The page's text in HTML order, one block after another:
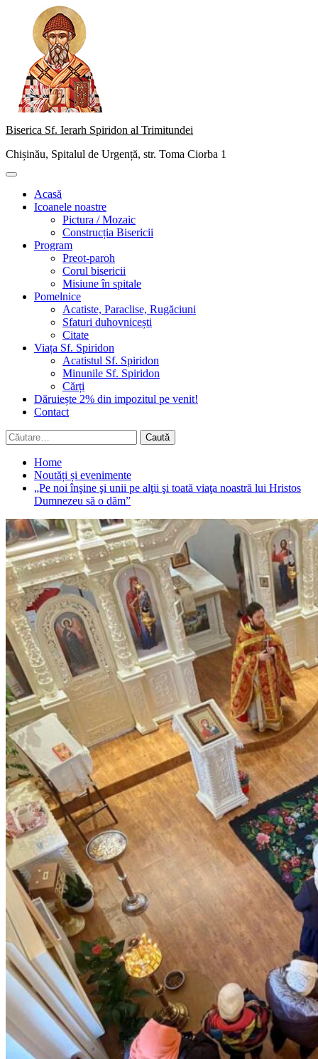
content
Biserica Sf. Ierarh Spiridon al Trimitundei
Chișinău, Spitalul de Urgență, str. Toma Ciorba 1
Primary
Acasă
Icoanele noastre
Pictura / Mozaic
Construcția Bisericii
Program
Preot-paroh
Corul bisericii
Misiune în spitale
Pomelnice
Acatiste, Paraclise, Rugăciuni
Sfaturi duhovnicești
Citate
Viața Sf. Spiridon
Acatistul Sf. Spiridon
Minunile Sf. Spiridon
Cărți
Dăruiește 2% din impozitul pe venit!
Contact
Caută
după:
Home
Noutăți și evenimente
„Pe noi înşine şi unii pe alţii şi toată viaţa noastră lui Hristos
Dumnezeu să o dăm”